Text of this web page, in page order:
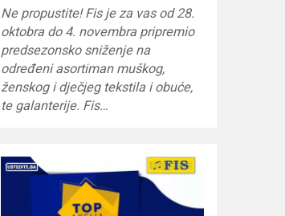
Ne propustite! Fis je za vas od 28.
oktobra do 4. novembra pripremio
predsezonsko sniženje na
određeni asortiman muškog,
ženskog i dječjeg tekstila i obuće,
te galanterije. Fis…